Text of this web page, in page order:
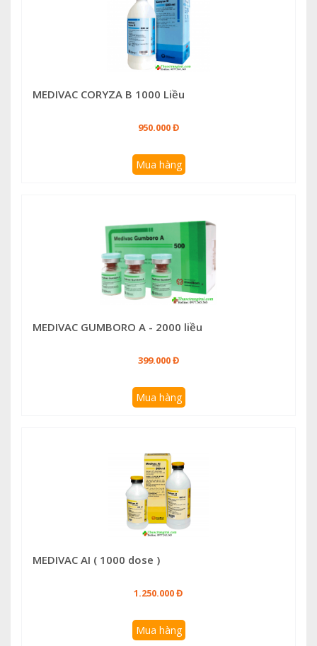
MEDIVAC CORYZA B 1000 Liều
950.000 Đ
Mua hàng
MEDIVAC GUMBORO A - 2000 liều
399.000 Đ
Mua hàng
MEDIVAC AI ( 1000 dose )
1.250.000 Đ
Mua hàng